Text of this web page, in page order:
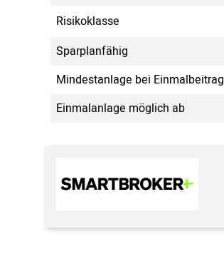
Risikoklasse
Sparplanfähig
Mindestanlage bei Einmalbeitrag
Einmalanlage möglich ab